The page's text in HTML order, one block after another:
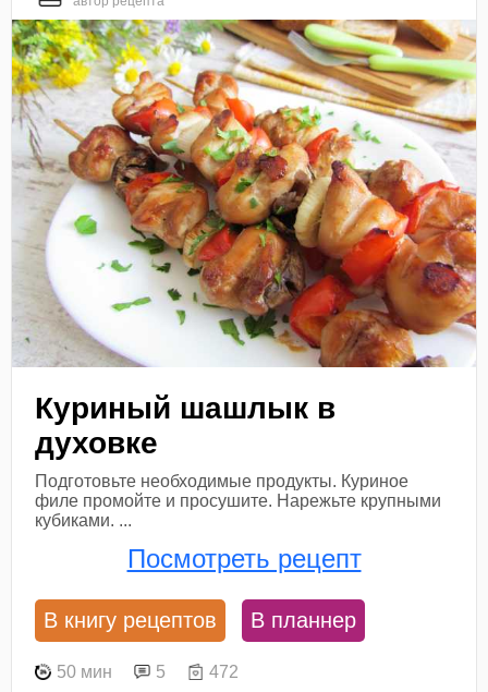
Куриный шашлык в
духовке
Подготовьте необходимые продукты. Куриное
филе промойте и просушите. Нарежьте крупными
кубиками. ...
Посмотреть рецепт
В книгу рецептов В планнер
50 мин 5 472